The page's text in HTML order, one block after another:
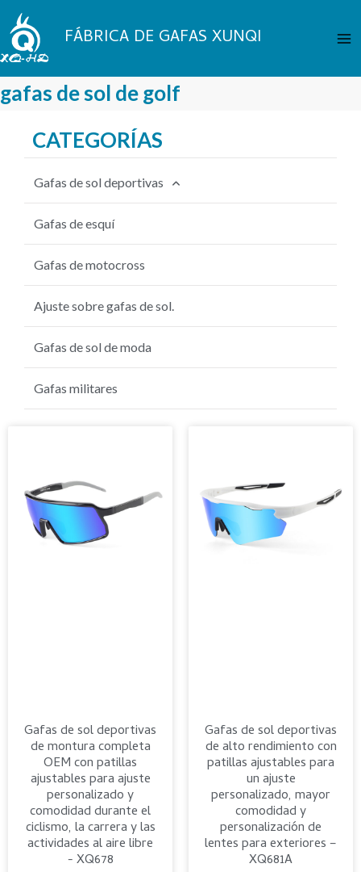
Saltar
al
contenido FÁBRICA DE GAFAS XUNQI
gafas de sol de golf
CATEGORÍAS
Gafas de sol deportivas
Gafas de sol de ciclismo
Gafas de sol de pesca
gafas de sol de golf
Gafas de esquí
Gafas de motocross
Ajuste sobre gafas de sol.
Gafas de sol de moda
Gafas militares
Gafas de sol deportivas
de montura completa
OEM con patillas
ajustables para ajuste
personalizado y
comodidad durante el
ciclismo, la carrera y las
actividades al aire libre
- XQ678
Gafas de sol deportivas
de alto rendimiento con
patillas ajustables para
un ajuste
personalizado, mayor
comodidad y
personalización de
lentes para exteriores –
XQ681A